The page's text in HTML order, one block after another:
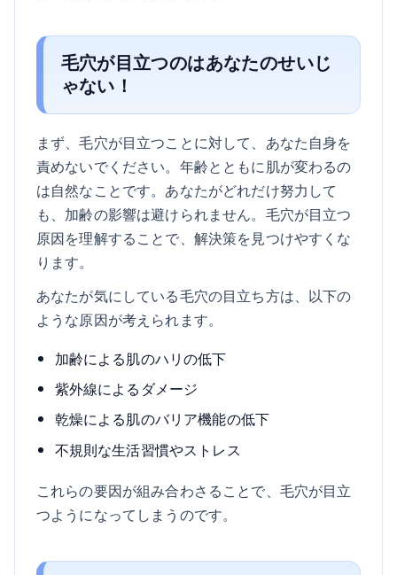
毛穴が目立つのはあなたのせいじ
ゃない！
まず、毛穴が目立つことに対して、あなた自身を
責めないでください。年齢とともに肌が変わるの
は自然なことです。あなたがどれだけ努力して
も、加齢の影響は避けられません。毛穴が目立つ
原因を理解することで、解決策を見つけやすくな
ります。
あなたが気にしている毛穴の目立ち方は、以下の
ような原因が考えられます。
加齢による肌のハリの低下
紫外線によるダメージ
乾燥による肌のバリア機能の低下
不規則な生活習慣やストレス
これらの要因が組み合わさることで、毛穴が目立
つようになってしまうのです。